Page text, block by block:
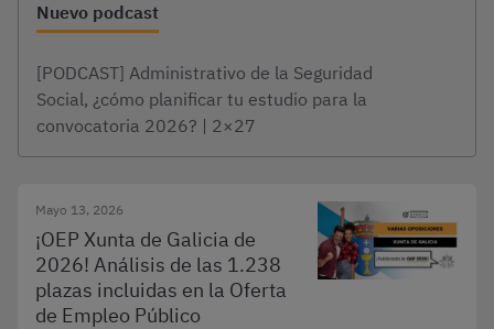
Nuevo podcast
[PODCAST] Administrativo de la Seguridad
Social, ¿cómo planificar tu estudio para la
convocatoria 2026? | 2×27
Mayo 13, 2026
¡OEP Xunta de Galicia de
2026! Análisis de las 1.238
plazas incluidas en la Oferta
de Empleo Público